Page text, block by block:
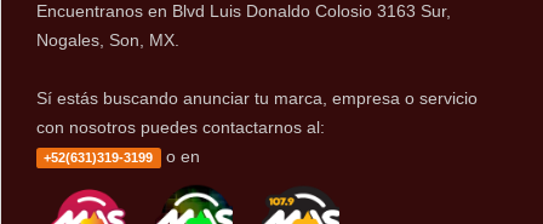
Encuentranos en Blvd Luis Donaldo Colosio 3163 Sur,
Nogales, Son, MX.
Sí estás buscando anunciar tu marca, empresa o servicio
con nosotros puedes contactarnos al:
+52(631)319-3199 o en